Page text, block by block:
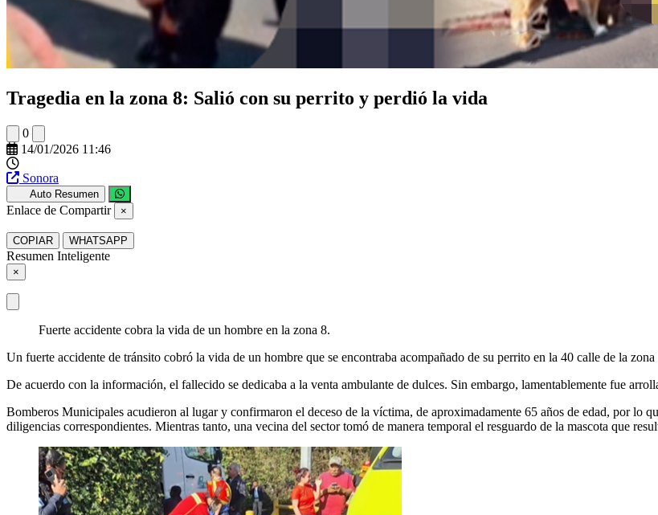
Tragedia en la zona 8: Salió con su perrito y perdió la vida
0
14/01/2026 11:46
Sonora
Auto Resumen
Enlace de Compartir ×
COPIAR WHATSAPP
Resumen Inteligente
×
Fuerte accidente cobra la vida de un hombre en la zona 8.
Un fuerte accidente de tránsito cobró la vida de un hombre que se encontraba acompañado de su perrito en la 40 calle de la
De acuerdo con la información, el fallecido se dedicaba a la venta ambulante de dulces. Sin embargo, lamentablemente fue
Bomberos Municipales acudieron al lugar y confirmaron el deceso de la víctima, de aproximadamente 65 años de edad, por
diligencias correspondientes. Mientras tanto, una vecina del sector tomó de manera temporal el resguardo de la mascota que